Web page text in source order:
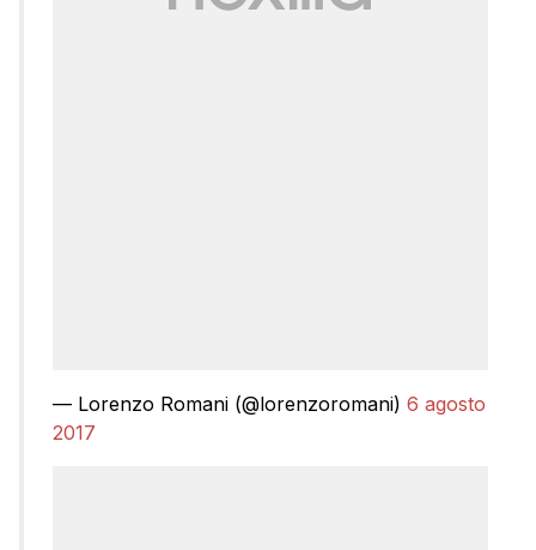
— Lorenzo Romani (@lorenzoromani) 6 agosto
2017